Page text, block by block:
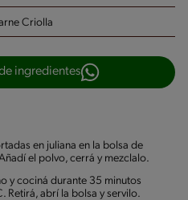
Criolla
ingredientes
en juliana en la bolsa de
el polvo, cerrá y mezclalo.
y cociná durante 35 minutos
Retirá, abrí la bolsa y servilo.